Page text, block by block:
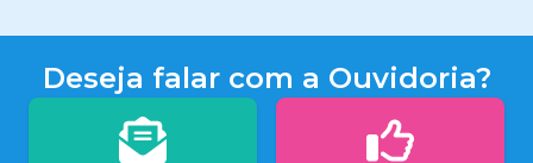
Deseja falar com a Ouvidoria?